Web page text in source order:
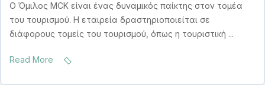
Ο Όμιλος MCK είναι ένας δυναμικός παίκτης στον τομέα
του τουρισμού. Η εταιρεία δραστηριοποιείται σε
διάφορους τομείς του τουρισμού, όπως η τουριστική ...
Read More